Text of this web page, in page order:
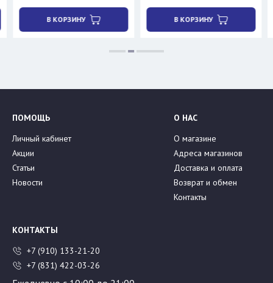
ПОМОЩЬ
Личный кабинет
Акции
Статьи
Новости
О НАС
О магазине
Адреса магазинов
Доставка и оплата
Возврат и обмен
Контакты
КОНТАКТЫ
+7 (910) 133-21-20
+7 (831) 422-03-26